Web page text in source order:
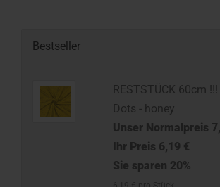
Bestseller
RESTSTÜCK 60cm
Dots - honey
Unser Normalpreis
Ihr Preis 6,19 €
Sie sparen 20%